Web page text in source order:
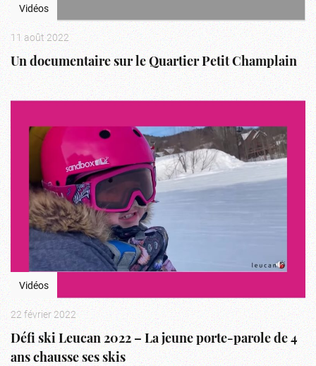
Vidéos
11 août 2022
Un documentaire sur le Quartier Petit Champlain
Vidéos
22 février 2022
Défi ski Leucan 2022 – La jeune porte-parole de 4
ans chausse ses skis